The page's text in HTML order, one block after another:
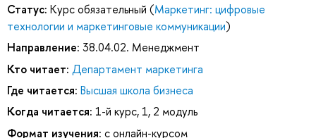
Статус: Курс обязательный (Маркетинг: цифровые
технологии и маркетинговые коммуникации)
Направление: 38.04.02. Менеджмент
Кто читает: Департамент маркетинга
Где читается: Высшая школа бизнеса
Когда читается: 1-й курс, 1, 2 модуль
Формат изучения: с онлайн-курсом